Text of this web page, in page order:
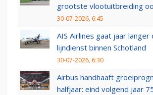
grootste vlootuitbreiding
30-07-2026, 6:45
AIS Airlines gaat jaar
lijndienst binnen Schotland
30-07-2026, 6:30
Airbus handhaaft
halfjaar: eind volgend jaar